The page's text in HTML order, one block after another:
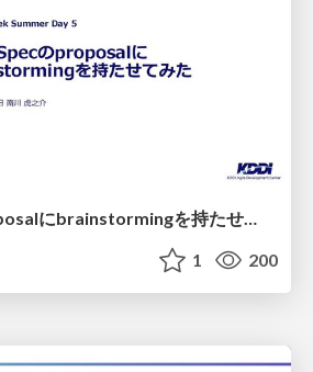
OpenSpecのproposalにbrainstormingを持たせてみた
1 200